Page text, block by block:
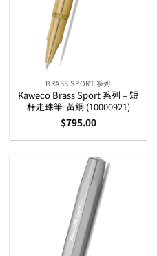
BRASS SPORT 系列
Kaweco Brass Sport 系列 – 短
杆走珠筆-黃銅 (10000921)
$795.00